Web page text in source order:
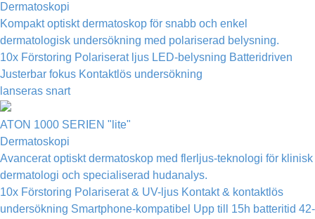
Dermatoskopi
Kompakt optiskt dermatoskop för snabb och enkel
dermatologisk undersökning med polariserad belysning.
10x Förstoring Polariserat ljus LED-belysning Batteridriven
Justerbar fokus Kontaktlös undersökning
lanseras snart
ATON 1000 SERIEN "lite"
Dermatoskopi
Avancerat optiskt dermatoskop med flerljus-teknologi för klinisk
dermatologi och specialiserad hudanalys.
10x Förstoring Polariserat & UV-ljus Kontakt & kontaktlös
undersökning Smartphone-kompatibel Upp till 15h batteritid 42-